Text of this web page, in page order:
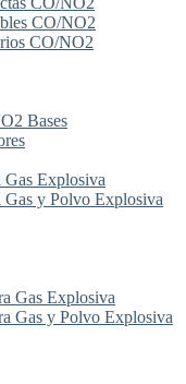
CO/NO2
CO/NO2
Bases
Explosiva
y Polvo Explosiva
Gas Explosiva
Gas y Polvo Explosiva